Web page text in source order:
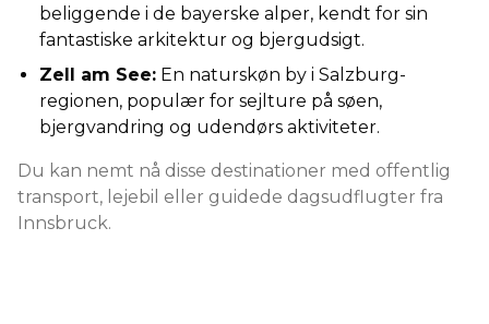
beliggende i de bayerske alper, kendt for sin
fantastiske arkitektur og bjergudsigt.
Zell am See: En naturskøn by i Salzburg-
regionen, populær for sejlture på søen,
bjergvandring og udendørs aktiviteter.
Du kan nemt nå disse destinationer med offentlig
transport, lejebil eller guidede dagsudflugter fra
Innsbruck.